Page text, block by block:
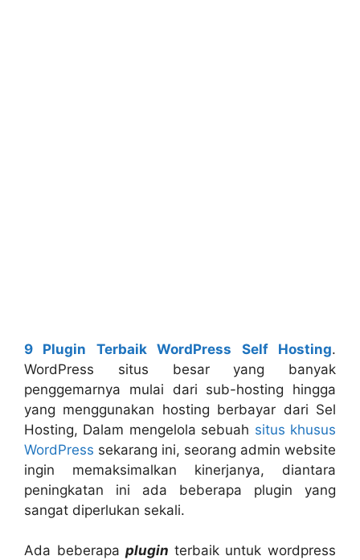
9 Plugin Terbaik WordPress Self Hosting.
WordPress situs besar yang banyak
penggemarnya mulai dari sub-hosting hingga
yang menggunakan hosting berbayar dari Sel
Hosting, Dalam mengelola sebuah situs khusus
WordPress sekarang ini, seorang admin website
ingin memaksimalkan kinerjanya, diantara
peningkatan ini ada beberapa plugin yang
sangat diperlukan sekali.
Ada beberapaplugin terbaik untuk wordpress